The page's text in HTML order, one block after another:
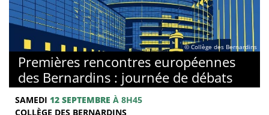
© Collège des Bernardins
Premières rencontres européennes
des Bernardins : journée de débats
SAMEDI 12 SEPTEMBRE À 8H45
COLLÈGE DES BERNARDINS